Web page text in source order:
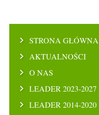
STRONA GŁÓWNA
AKTUALNOŚCI
O NAS
LEADER 2023-2027
LEADER 2014-2020